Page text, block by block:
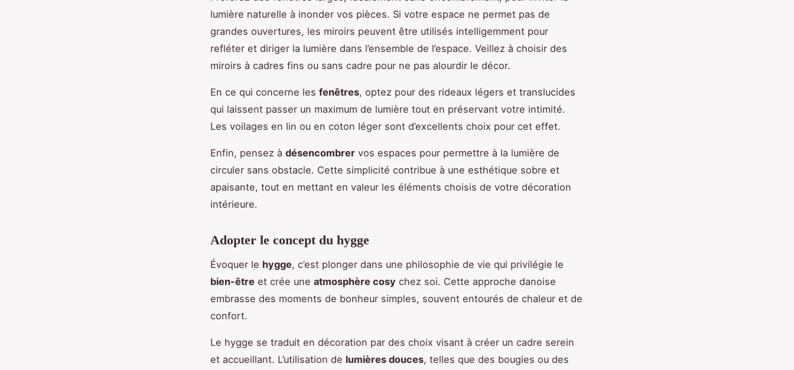
lumière naturelle à inonder vos pièces. Si votre espace ne permet pas de
grandes ouvertures, les miroirs peuvent être utilisés intelligemment pour
refléter et diriger la lumière dans l’ensemble de l’espace. Veillez à choisir des
miroirs à cadres fins ou sans cadre pour ne pas alourdir le décor.
En ce qui concerne les fenêtres, optez pour des rideaux légers et translucides
qui laissent passer un maximum de lumière tout en préservant votre intimité.
Les voilages en lin ou en coton léger sont d’excellents choix pour cet effet.
Enfin, pensez à désencombrer vos espaces pour permettre à la lumière de
circuler sans obstacle. Cette simplicité contribue à une esthétique sobre et
apaisante, tout en mettant en valeur les éléments choisis de votre décoration
intérieure.
Adopter le concept du hygge
Évoquer le hygge, c’est plonger dans une philosophie de vie qui privilégie le
bien-être et crée une atmosphère cosy chez soi. Cette approche danoise
embrasse des moments de bonheur simples, souvent entourés de chaleur et de
confort.
Le hygge se traduit en décoration par des choix visant à créer un cadre serein
et accueillant. L’utilisation de lumières douces, telles que des bougies ou des